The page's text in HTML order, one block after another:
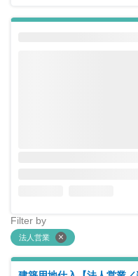
Filter by
法人営業